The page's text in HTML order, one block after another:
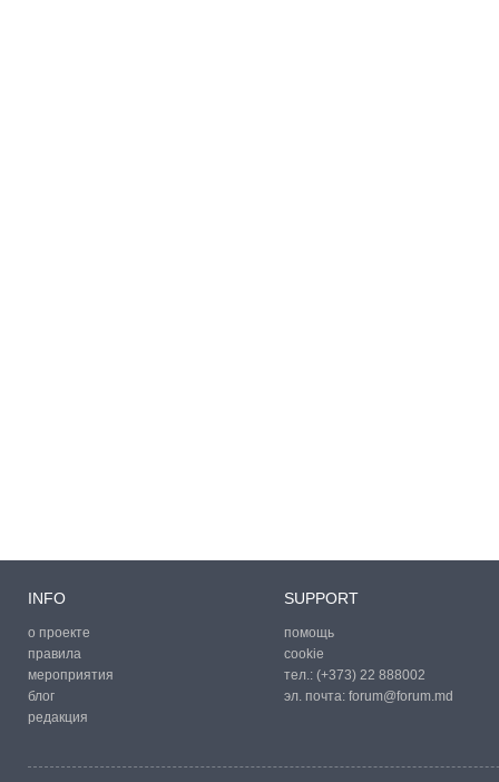
INFO
о проекте
правила
мероприятия
блог
редакция
SUPPORT
помощь
cookie
тел.: (+373) 22 888002
эл. почта: forum@forum.md